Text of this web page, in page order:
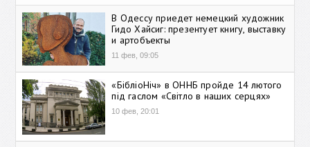
В Одессу приедет немецкий художник
Гидо Хайсиг: презентует книгу, выставку
и артобъекты
11 фев, 09:05
«БібліоНіч» в ОННБ пройде 14 лютого
під гаслом «Світло в наших серцях»
10 фев, 20:01